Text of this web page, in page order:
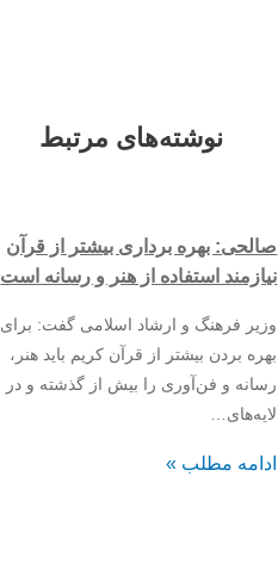
نوشته‌های مرتبط
صالحی: بهره برداری بیشتر از قرآن
نیازمند استفاده از هنر و رسانه است
وزیر فرهنگ و ارشاد اسلامی گفت: برای
بهره بردن بیشتر از قرآن کریم باید هنر،
رسانه و فن‌آوری را بیش از گذشته و در
لایه‌های…
ادامه مطلب »